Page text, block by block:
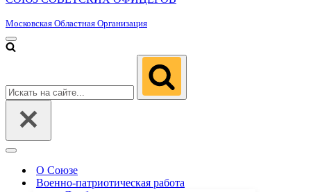
Московская Областная Организация
Меню
навигации
Меню
навигацииО Союзе
Военно-патриотическая работа